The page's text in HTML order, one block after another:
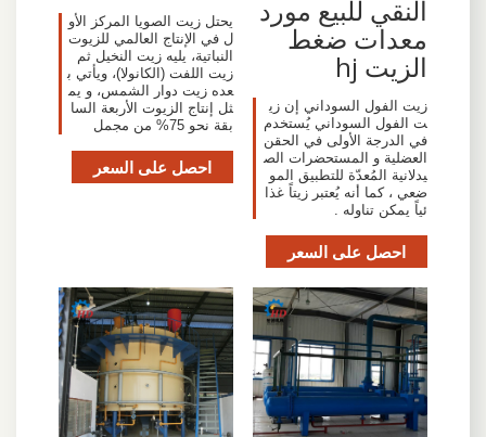
النقي للبيع مورد
معدات ضغط
الزيت hj
زيت الفول السوداني إن زي
ت الفول السوداني يُستخدم
في الدرجة الأولى في الحقن
العضلية و المستحضرات الص
يدلانية المُعدّة للتطبيق المو
ضعي ، كما أنه يُعتبر زيتاً غذا
ئياً يمكن تناوله .
احصل على السعر
يحتل زيت الصويا المركز الأو
ل في الإنتاج العالمي للزيوت
النباتية، يليه زيت النخيل ثم
زيت اللفت (الكانولا)، ويأتي ب
عده زيت دوار الشمس، و يم
ثل إنتاج الزيوت الأربعة السا
بقة نحو 75% من مجمل
احصل على السعر